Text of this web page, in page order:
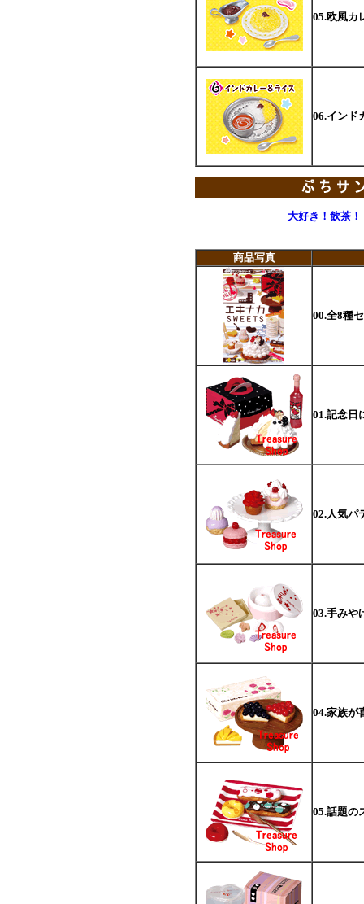
05.欧風カ
06.インド
大好き！飲茶！
商品写真
00.全8種
01.記念日
02.人気パ
03.手みや
04.家族が
05.話題の